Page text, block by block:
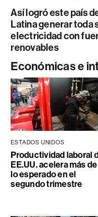
Así logró este país
Latina generar toda
electricidad con
renovables
Económicas e
ESTADOS UNIDOS
Productividad laboral
EE.UU. acelera más de
lo esperado en el
segundo trimestre